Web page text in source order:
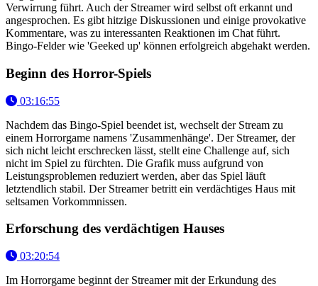
Verwirrung führt. Auch der Streamer wird selbst oft erkannt und
angesprochen. Es gibt hitzige Diskussionen und einige provokative
Kommentare, was zu interessanten Reaktionen im Chat führt.
Bingo-Felder wie 'Geeked up' können erfolgreich abgehakt werden.
Beginn des Horror-Spiels
03:16:55
Nachdem das Bingo-Spiel beendet ist, wechselt der Stream zu
einem Horrorgame namens 'Zusammenhänge'. Der Streamer, der
sich nicht leicht erschrecken lässt, stellt eine Challenge auf, sich
nicht im Spiel zu fürchten. Die Grafik muss aufgrund von
Leistungsproblemen reduziert werden, aber das Spiel läuft
letztendlich stabil. Der Streamer betritt ein verdächtiges Haus mit
seltsamen Vorkommnissen.
Erforschung des verdächtigen Hauses
03:20:54
Im Horrorgame beginnt der Streamer mit der Erkundung des